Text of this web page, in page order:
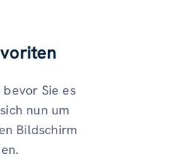
Sie es
nun um
Bildschirm